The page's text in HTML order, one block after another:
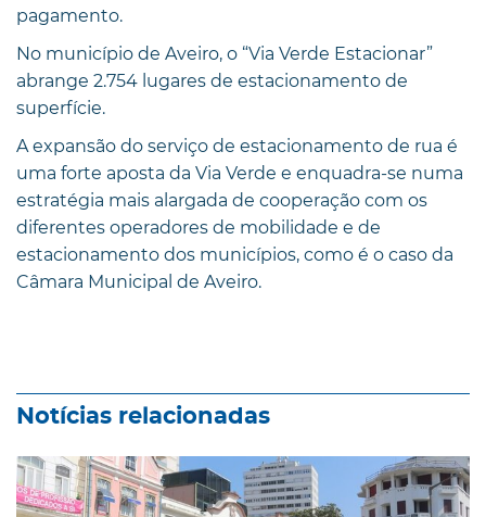
pagamento.
No município de Aveiro, o “Via Verde Estacionar”
abrange 2.754 lugares de estacionamento de
superfície.
A expansão do serviço de estacionamento de rua é
uma forte aposta da Via Verde e enquadra-se numa
estratégia mais alargada de cooperação com os
diferentes operadores de mobilidade e de
estacionamento dos municípios, como é o caso da
Câmara Municipal de Aveiro.
Notícias relacionadas